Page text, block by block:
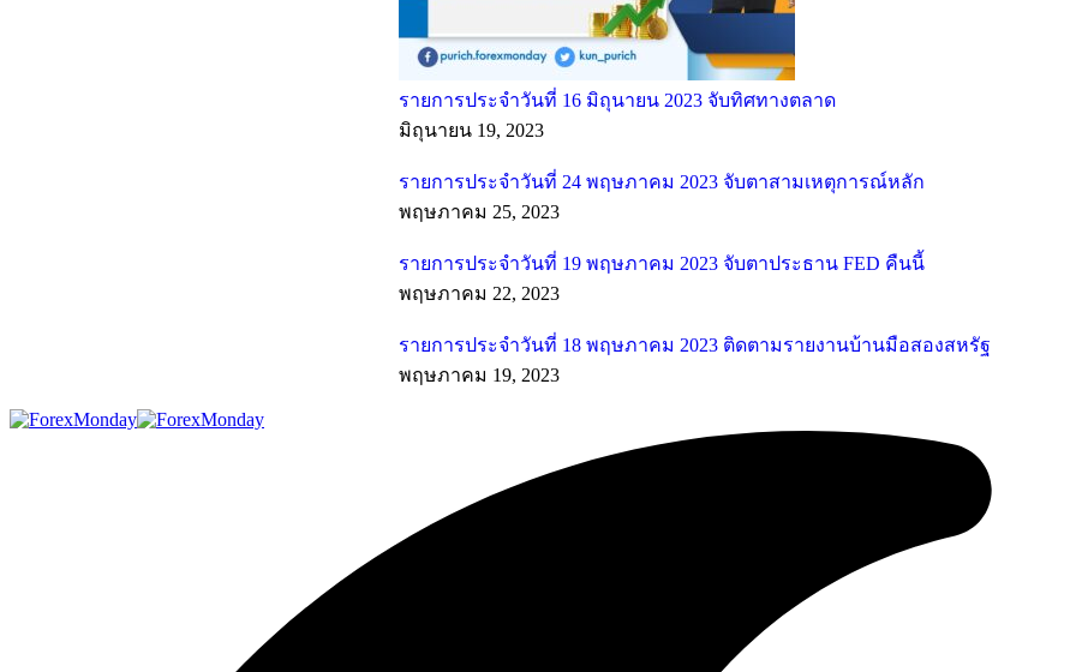
รายการประจำวันที่ 16 มิถุนายน 2023 จับทิศทางตลาด
มิถุนายน 19, 2023
รายการประจำวันที่ 24 พฤษภาคม 2023 จับตาสามเหตุการณ์หลัก
พฤษภาคม 25, 2023
รายการประจำวันที่ 19 พฤษภาคม 2023 จับตาประธาน FED คืนนี้
พฤษภาคม 22, 2023
รายการประจำวันที่ 18 พฤษภาคม 2023 ติดตามรายงานบ้านมือสองสหรัฐ
พฤษภาคม 19, 2023